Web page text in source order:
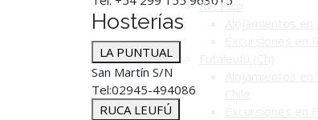
Río Pico
Hosterías
LA PUNTUAL
San Martín S/N
Tel:02945-494086
RUCA LEUFÚ